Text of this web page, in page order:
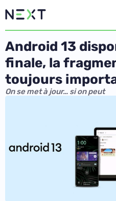
Android 13
finale, la
toujours
On se met à jour… si on peut